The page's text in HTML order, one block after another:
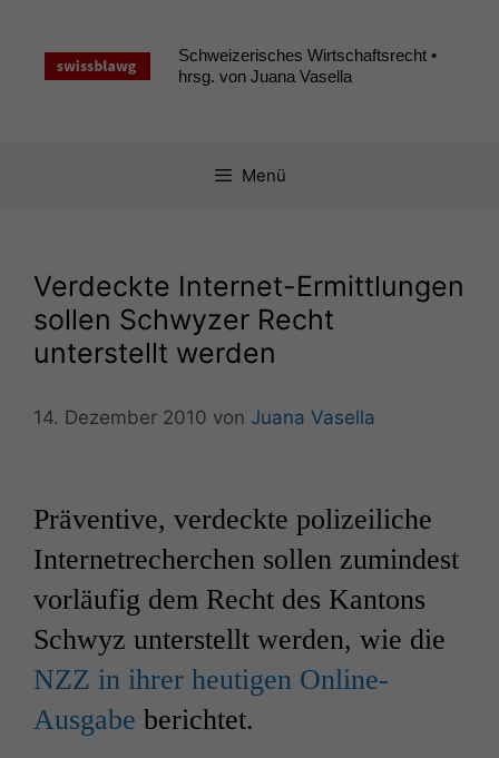
springen
Schweizerisches Wirtschaftsrecht •
hrsg. von Juana Vasella
Menü
Verdeckte Internet-Ermittlungen
sollen Schwyzer Recht
unterstellt werden
14. Dezember 2010 von Juana Vasella
Präventive, verdeckte polizeiliche
Internetrecherchen sollen zumindest
vorläufig dem Recht des Kantons
Schwyz unterstellt werden, wie die
NZZ in ihrer heutigen Online-
Ausgabe berichtet.